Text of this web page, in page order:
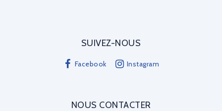
SUIVEZ-NOUS
Facebook Instagram
NOUS CONTACTER